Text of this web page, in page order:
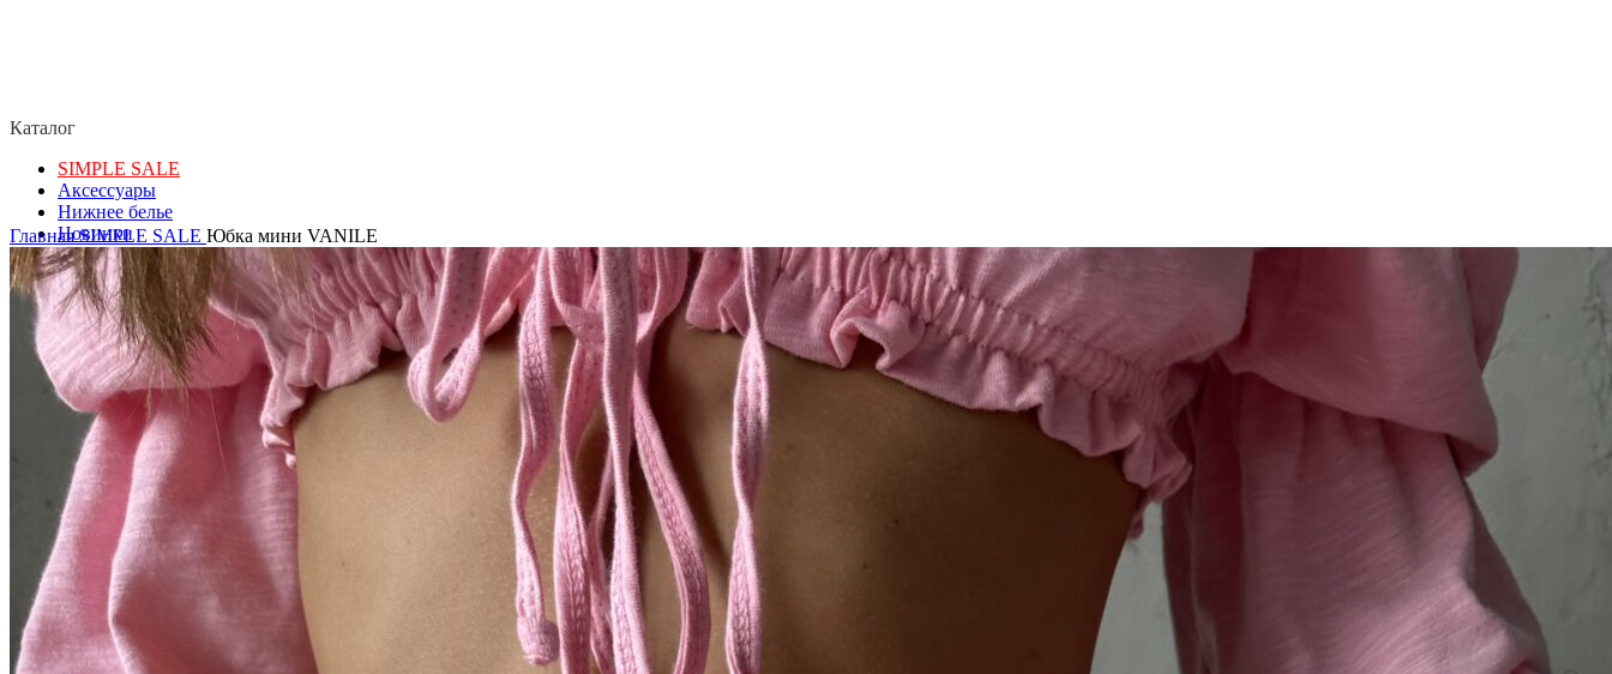
Каталог
SIMPLE SALE
Аксессуары
Нижнее белье
Новинки
Пляжная одежда
Упаковка
Повседневный образ
Спорт
Термобелье
Образ для дома и отдыха
Купальники
Подарочные сертификаты
Покупателям
Оплата
Доставка
Возврат товара
Политика конфиденциальности
Согласие посетителя сайта на обработку персональных данных
О нас
Контакты
Магазины
Отзывы
О бренде ADELOVE
ГлавнаяSIMPLE SALE Юбка мини VANILE